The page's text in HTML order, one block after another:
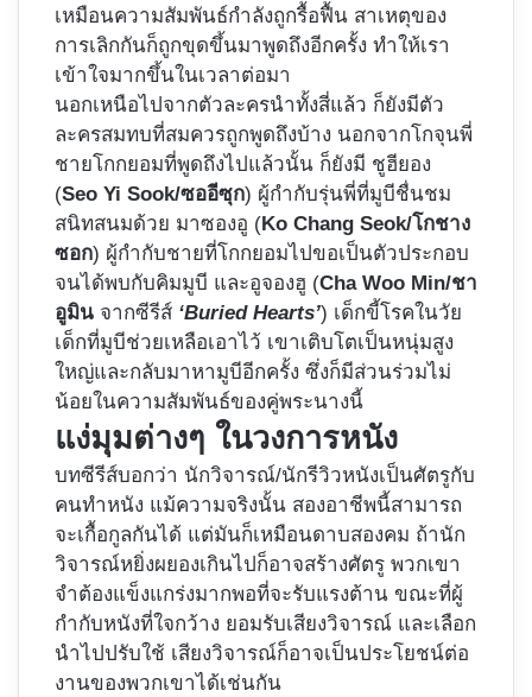
เหมือนความสัมพันธ์กำลังถูกรื้อฟื้น สาเหตุของ
การเลิกกันก็ถูกขุดขึ้นมาพูดถึงอีกครั้ง ทำให้เรา
เข้าใจมากขึ้นในเวลาต่อมา
นอกเหนือไปจากตัวละครนำทั้งสี่แล้ว ก็ยังมีตัว
ละครสมทบที่สมควรถูกพูดถึงบ้าง นอกจากโกจุนพี่
ชายโกกยอมที่พูดถึงไปแล้วนั้น ก็ยังมี ชูฮียอง
(Seo Yi Sook/ซออีซุก) ผู้กำกับรุ่นพี่ที่มูบีชื่นชม
สนิทสนมด้วย มาซองอู (Ko Chang Seok/โกชาง
ซอก) ผู้กำกับชายที่โกกยอมไปขอเป็นตัวประกอบ
จนได้พบกับคิมมูบี และอูจองฮู (Cha Woo Min/ชา
อูมิน จากซีรีส์ ‘Buried Hearts’) เด็กขี้โรคในวัย
เด็กที่มูบีช่วยเหลือเอาไว้ เขาเติบโตเป็นหนุ่มสูง
ใหญ่และกลับมาหามูบีอีกครั้ง ซึ่งก็มีส่วนร่วมไม่
น้อยในความสัมพันธ์ของคู่พระนางนี้
แง่มุมต่างๆ ในวงการหนัง
บทซีรีส์บอกว่า นักวิจารณ์/นักรีวิวหนังเป็นศัตรูกับ
คนทำหนัง แม้ความจริงนั้น สองอาชีพนี้สามารถ
จะเกื้อกูลกันได้ แต่มันก็เหมือนดาบสองคม ถ้านัก
วิจารณ์หยิ่งผยองเกินไปก็อาจสร้างศัตรู พวกเขา
จำต้องแข็งแกร่งมากพอที่จะรับแรงต้าน ขณะที่ผู้
กำกับหนังที่ใจกว้าง ยอมรับเสียงวิจารณ์ และเลือก
นำไปปรับใช้ เสียงวิจารณ์ก็อาจเป็นประโยชน์ต่อ
งานของพวกเขาได้เช่นกัน